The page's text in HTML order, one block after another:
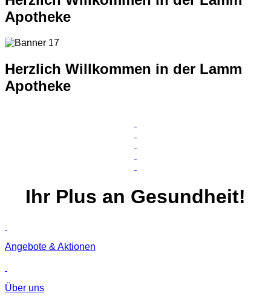
Apotheke
Herzlich Willkommen in der Lamm
Apotheke
Ihr Plus an Gesundheit!
Angebote & Aktionen
Über uns